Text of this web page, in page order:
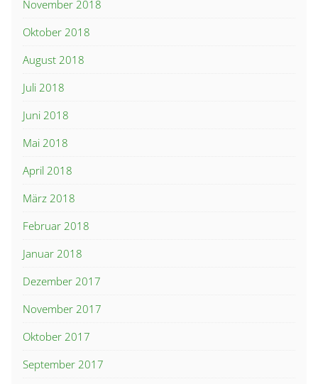
November 2018
Oktober 2018
August 2018
Juli 2018
Juni 2018
Mai 2018
April 2018
März 2018
Februar 2018
Januar 2018
Dezember 2017
November 2017
Oktober 2017
September 2017